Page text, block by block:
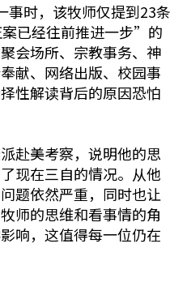
事时，该牧师仅提到23条
已经往前推进一步”的
会场所、宗教事务、神
献、网络出版、校园事
性解读背后的原因恐怕
赴美考察，说明他的思
现在三自的情况。从他
题依然严重，同时也让
师的思维和看事情的角
响，这值得每一位仍在